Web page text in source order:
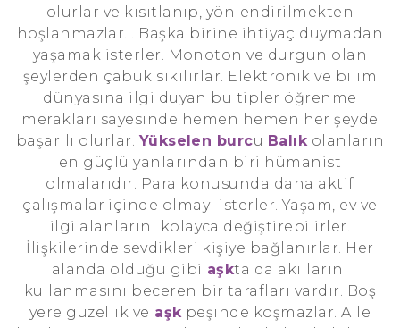
olurlar ve kısıtlanıp, yönlendirilmekten
hoşlanmazlar. . Başka birine ihtiyaç duymadan
yaşamak isterler. Monoton ve durgun olan
şeylerden çabuk sıkılırlar. Elektronik ve bilim
dünyasına ilgi duyan bu tipler öğrenme
merakları sayesinde hemen hemen her şeyde
başarılı olurlar. Yükselen burcu Balıkolanların
en güçlü yanlarından biri hümanist
olmalarıdır. Para konusunda daha aktif
çalışmalar içinde olmayı isterler. Yaşam, ev ve
ilgi alanlarını kolayca değiştirebilirler.
İlişkilerinde sevdikleri kişiye bağlanırlar. Her
alanda olduğu gibi aşkta da akıllarını
kullanmasını beceren bir tarafları vardır. Boş
yere güzellik ve aşkpeşinde koşmazlar. Aile